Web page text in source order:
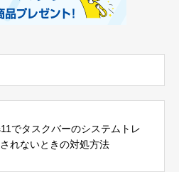
でタスクバーのシステムトレ
れないときの対処方法